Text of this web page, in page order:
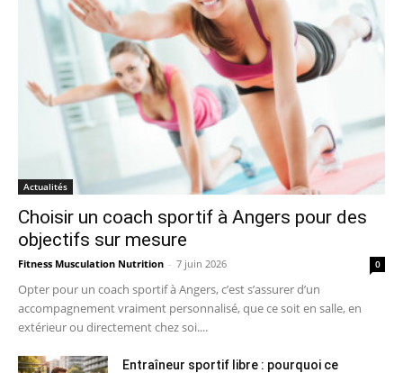
Actualités
Choisir un coach sportif à Angers pour des
objectifs sur mesure
Fitness Musculation Nutrition - 7 juin 2026 0
Opter pour un coach sportif à Angers, c’est s’assurer d’un
accompagnement vraiment personnalisé, que ce soit en salle, en
extérieur ou directement chez soi....
Entraîneur sportif libre : pourquoi ce